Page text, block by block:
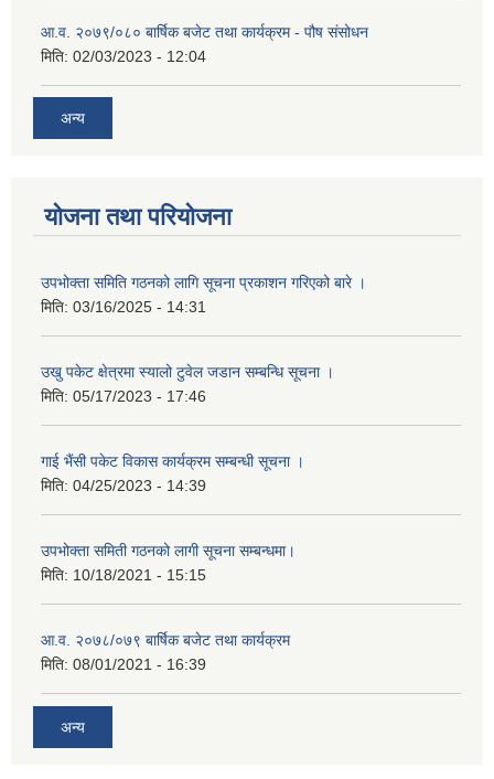
आ.व. २०७९/०८० बार्षिक बजेट तथा कार्यक्रम - पौष संसोधन
मिति: 02/03/2023 - 12:04
अन्य
योजना तथा परियोजना
उपभोक्ता समिति गठनको लागि सूचना प्रकाशन गरिएको बारे ।
मिति: 03/16/2025 - 14:31
उखु पकेट क्षेत्रमा स्यालो टुवेल जडान सम्बन्धि सूचना ।
मिति: 05/17/2023 - 17:46
गाई भैंसी पकेट विकास कार्यक्रम सम्बन्धी सूचना ।
मिति: 04/25/2023 - 14:39
उपभोक्ता समिती गठनको लागी सूचना सम्बन्धमा।
मिति: 10/18/2021 - 15:15
आ.व. २०७८/०७९ बार्षिक बजेट तथा कार्यक्रम
मिति: 08/01/2021 - 16:39
अन्य